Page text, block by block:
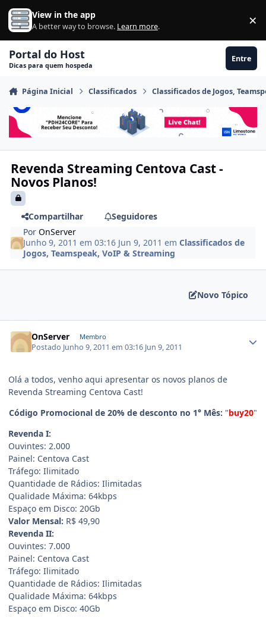
Ir para conteúdo
View in the app
A better way to browse. Learn more. ×
Portal do Host
Dicas para quem hospeda
Entre
Página Inicial Classificados Classificados de Jogos,
Revenda Streaming Centova Cast -
Novos Planos!
Compartilhar
Seguidores
PorOnServer
Junho 9, 2011 em 03:16 Jun 9, 2011 emClassificados de
Jogos, Teamspeak, VoIP & Streaming
Novo Tópico
OnServer Membro
Postado Junho 9, 2011 em 03:16 Jun 9, 2011
Olá a todos, venho aqui apresentar os novos planos de
Revenda Streaming Centova Cast!
Código Promocional de 20% de desconto no 1° Mês: "buy20"
Revenda I:
Ouvintes: 2.000
Painel: Centova Cast
Tráfego: Ilimitado
Quantidade de Rádios: Ilimitadas
Qualidade Máxima: 64kbps
Espaço em Disco: 20Gb
Valor Mensal: R$ 49,90
Revenda II:
Ouvintes: 7.000
Painel: Centova Cast
Tráfego: Ilimitado
Quantidade de Rádios: Ilimitadas
Qualidade Máxima: 64kbps
Espaço em Disco: 40Gb